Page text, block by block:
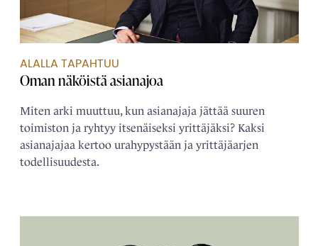
ALALLA TAPAHTUU
Oman näköistä ­asianajoa
Miten arki muuttuu, kun asianajaja jättää suuren
toimiston ja ryhtyy itsenäiseksi yrittäjäksi? Kaksi
asianajajaa kertoo urahypystään ja yrittäjäarjen
todellisuudesta.